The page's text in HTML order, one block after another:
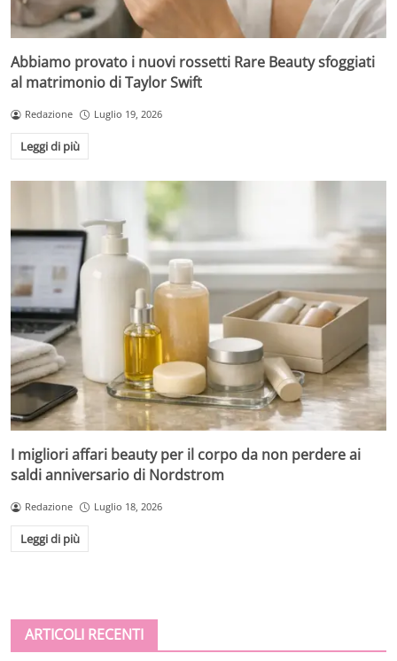
Abbiamo provato i nuovi rossetti Rare Beauty sfoggiati
al matrimonio di Taylor Swift
Redazione Luglio 19, 2026
Leggi di più
I migliori affari beauty per il corpo da non perdere ai
saldi anniversario di Nordstrom
Redazione Luglio 18, 2026
Leggi di più
ARTICOLI RECENTI